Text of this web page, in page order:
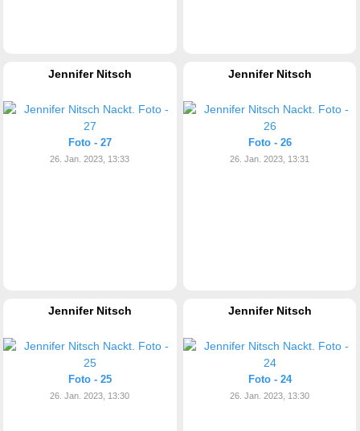
Jennifer Nitsch
Foto - 27
26. Jan. 2023, 13:33
Jennifer Nitsch
Foto - 26
26. Jan. 2023, 13:31
Jennifer Nitsch
Foto - 25
26. Jan. 2023, 13:30
Jennifer Nitsch
Foto - 24
26. Jan. 2023, 13:30